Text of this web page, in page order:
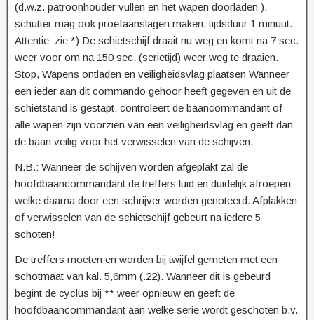
(d.w.z. patroonhouder vullen en het wapen doorladen ).
schutter mag ook proefaanslagen maken, tijdsduur 1 minuut.
Attentie: zie *) De schietschijf draait nu weg en komt na 7 sec.
weer voor om na 150 sec. (serietijd) weer weg te draaien.
Stop, Wapens ontladen en veiligheidsvlag plaatsen Wanneer
een ieder aan dit commando gehoor heeft gegeven en uit de
schietstand is gestapt, controleert de baancommandant of
alle wapen zijn voorzien van een veiligheidsvlag en geeft dan
de baan veilig voor het verwisselen van de schijven.
N.B.: Wanneer de schijven worden afgeplakt zal de
hoofdbaancommandant de treffers luid en duidelijk afroepen
welke daarna door een schrijver worden genoteerd. Afplakken
of verwisselen van de schietschijf gebeurt na iedere 5
schoten!
De treffers moeten en worden bij twijfel gemeten met een
schotmaat van kal. 5,6mm (.22). Wanneer dit is gebeurd
begint de cyclus bij ** weer opnieuw en geeft de
hoofdbaancommandant aan welke serie wordt geschoten b.v.